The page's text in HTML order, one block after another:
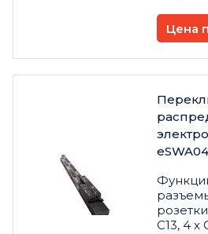
Цена
eSWA04
C13, 4 х